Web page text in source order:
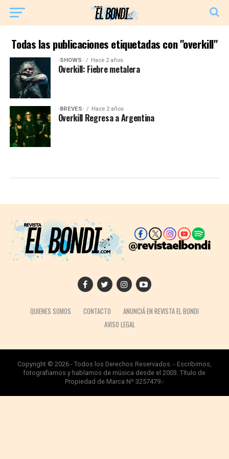
Todas las publicaciones etiquetadas con "overkill"
·SHOWS· Hace 2 años
Overkill: Fiebre metalera
·BREVES· Hace 2 años
Overkill Regresa a Argentina
QUIENES SOMOS CONTACTO
ANUNCIÁ EN REVISTA EL BONDI
AVISO LEGAL
Copyright © 2026 - Todos los Derechos Reservados. - Escribimos,
fotografiamos y hablamos de música desde el 2003. Título de
Propiedad de Marca Nº 3257479.-